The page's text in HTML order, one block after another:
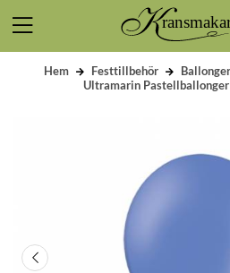
Hem Festtillbehör Ballonger
Ultramarin